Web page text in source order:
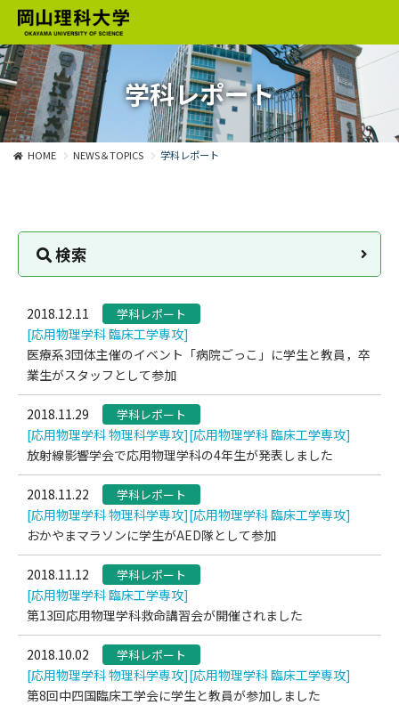
学科レポート
HOME NEWS＆TOPICS 学科レポート
検索
2018.12.11 学科レポート
[応用物理学科 臨床工学専攻]
医療系3団体主催のイベント「病院ごっこ」に学生と教員，卒
業生がスタッフとして参加
2018.11.29 学科レポート
[応用物理学科 物理科学専攻][応用物理学科 臨床工学専攻]
放射線影響学会で応用物理学科の4年生が発表しました
2018.11.22 学科レポート
[応用物理学科 物理科学専攻][応用物理学科 臨床工学専攻]
おかやまマラソンに学生がAED隊として参加
2018.11.12 学科レポート
[応用物理学科 臨床工学専攻]
第13回応用物理学科救命講習会が開催されました
2018.10.02 学科レポート
[応用物理学科 物理科学専攻][応用物理学科 臨床工学専攻]
第8回中四国臨床工学会に学生と教員が参加しました